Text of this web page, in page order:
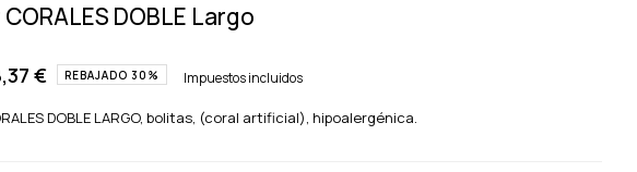
DOBLE Largo
€ REBAJADO 30% Impuestos incluidos
DOBLE LARGO, bolitas, (coral artificial), hipoalergénica.